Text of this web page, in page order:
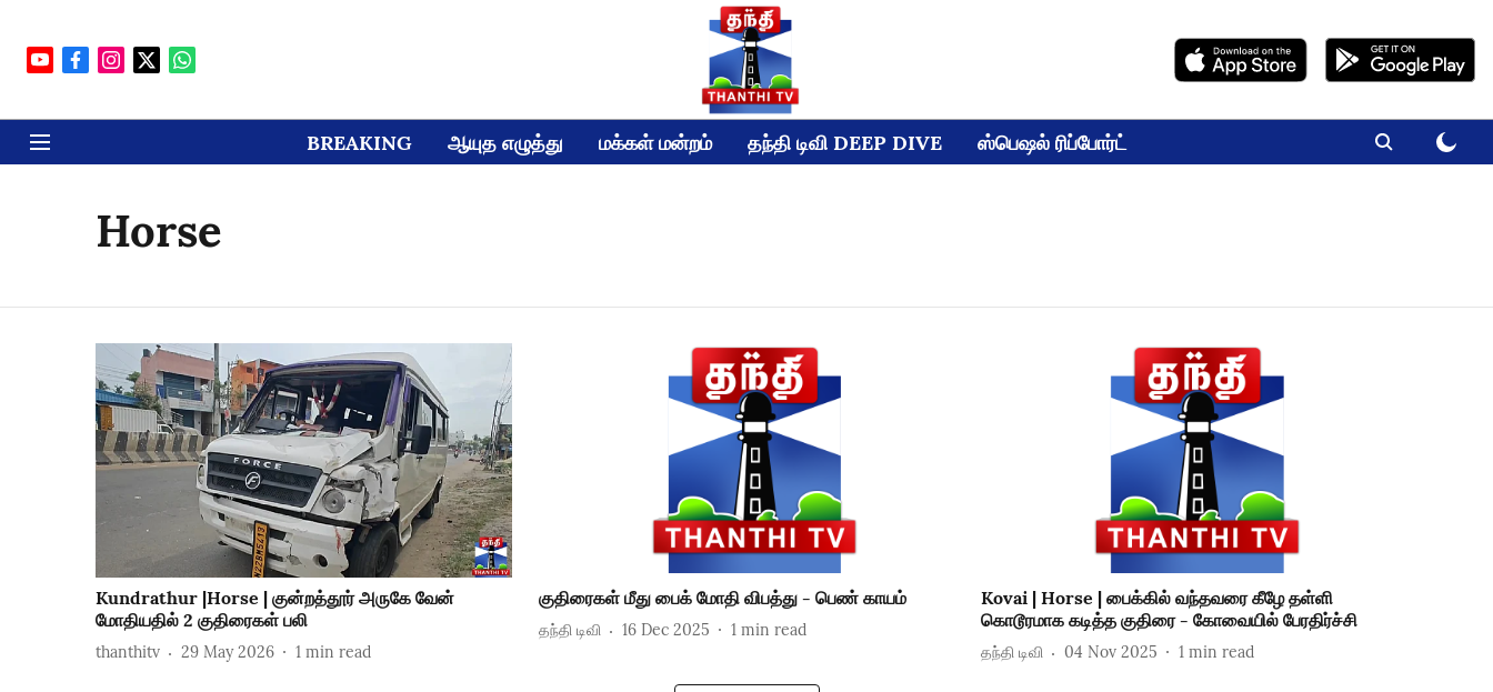
BREAKING ஆயுத எழுத்து மக்கள் மன்றம் தந்தி டிவி DEEP DIVE ஸ்பெஷல் ரிப்போர்ட்
Horse
Kundrathur |Horse | குன்றத்தூர் அருகே வேன்
மோதியதில் 2 குதிரைகள் பலி
thanthitv 29 May 2026 1 min read
குதிரைகள் மீது பைக் மோதி விபத்து - பெண் காயம்
தந்தி டிவி 16 Dec 2025 1 min read
Kovai | Horse | பைக்கில் வந்தவரை கீழே தள்ளி
கொடூரமாக கடித்த குதிரை - கோவையில் பேரதிர்ச்சி
தந்தி டிவி 04 Nov 2025 1 min read